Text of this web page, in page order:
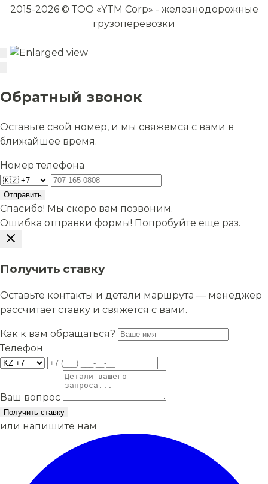
2015-2026 © ТОО «YTM Corp» - железнодорожные
грузоперевозки
Обратный звонок
Оставьте свой номер, и мы свяжемся с вами в
ближайшее время.
Номер телефона
Отправить
Спасибо! Мы скоро вам позвоним.
Ошибка отправки формы! Попробуйте еще раз.
Получить ставку
Оставьте контакты и детали маршрута — менеджер
рассчитает ставку и свяжется с вами.
Как к вам обращаться?
Телефон
Ваш вопрос
Получить ставку
или напишите нам